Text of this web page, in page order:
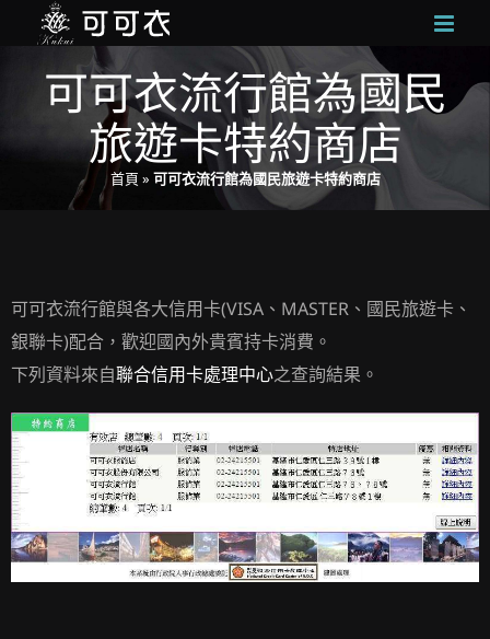
content可可衣流行館為國民
旅遊卡特約商店
首頁 » 可可衣流行館為國民旅遊卡特約商店
可可衣流行館與各大信用卡(VISA、MASTER、國民旅遊卡、
銀聯卡)配合，歡迎國內外貴賓持卡消費。
下列資料來自聯合信用卡處理中心之查詢結果。